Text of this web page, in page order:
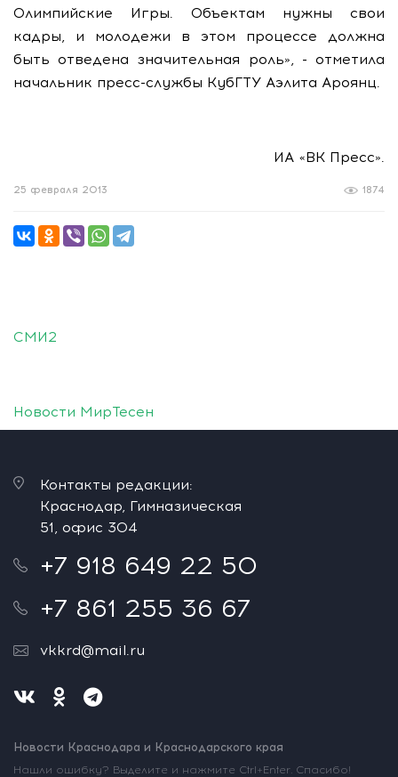
Олимпийские Игры. Объектам нужны свои
кадры, и молодежи в этом процессе должна
быть отведена значительная роль», - отметила
начальник пресс-службы КубГТУ Аэлита Ароянц.
ИА «ВК Пресс».
1874
25 февраля 2013
СМИ2
Новости МирТесен
Контакты редакции:
Краснодар, Гимназическая
51, офис 304
+7 918 649 22 50
+7 861 255 36 67
vkkrd@mail.ru
Новости Краснодара и Краснодарского края
Нашли ошибку? Выделите и нажмите Ctrl+Enter. Спасибо!